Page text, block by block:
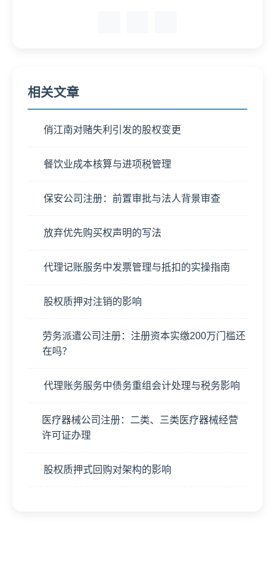
相关文章
俏江南对赌失利引发的股权变更
餐饮业成本核算与进项税管理
保安公司注册：前置审批与法人背景审查
放弃优先购买权声明的写法
代理记账服务中发票管理与抵扣的实操指南
股权质押对注销的影响
劳务派遣公司注册：注册资本实缴200万门槛还
在吗？
代理账务服务中债务重组会计处理与税务影响
医疗器械公司注册：二类、三类医疗器械经营
许可证办理
股权质押式回购对架构的影响